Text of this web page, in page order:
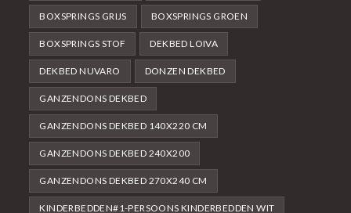
BOXSPRINGS GRIJS BOXSPRINGS GROEN
BOXSPRINGS STOF DEKBED LOIVA
DEKBED NUVARO DONZEN DEKBED
GANZENDONS DEKBED
GANZENDONS DEKBED 140X220 CM
GANZENDONS DEKBED 240X200
GANZENDONS DEKBED 270X240 CM
KINDERBEDDEN#1-PERSOONS KINDERBEDDEN WIT